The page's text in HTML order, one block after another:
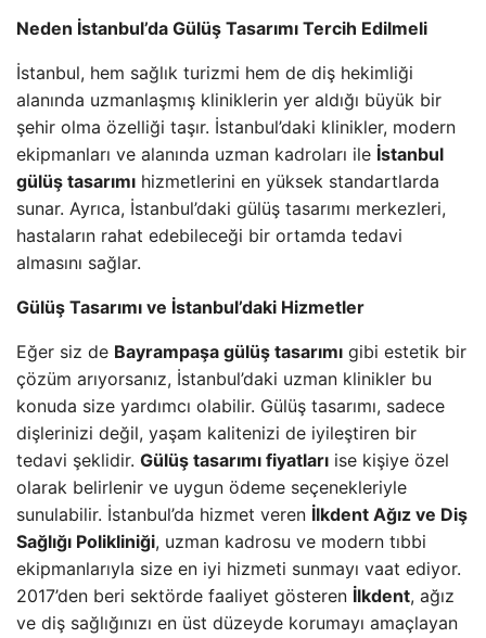
Neden İstanbul’da Gülüş Tasarımı Tercih Edilmeli
İstanbul, hem sağlık turizmi hem de diş hekimliği
alanında uzmanlaşmış kliniklerin yer aldığı büyük bir
şehir olma özelliği taşır. İstanbul’daki klinikler, modern
ekipmanları ve alanında uzman kadroları ile İstanbul
gülüş tasarımı hizmetlerini en yüksek standartlarda
sunar. Ayrıca, İstanbul’daki gülüş tasarımı merkezleri,
hastaların rahat edebileceği bir ortamda tedavi
almasını sağlar.
Gülüş Tasarımı ve İstanbul’daki Hizmetler
Eğer siz de Bayrampaşa gülüş tasarımı gibi estetik bir
çözüm arıyorsanız, İstanbul’daki uzman klinikler bu
konuda size yardımcı olabilir. Gülüş tasarımı, sadece
dişlerinizi değil, yaşam kalitenizi de iyileştiren bir
tedavi şeklidir. Gülüş tasarımı fiyatları ise kişiye özel
olarak belirlenir ve uygun ödeme seçenekleriyle
sunulabilir. İstanbul’da hizmet veren İlkdent Ağız ve Diş
Sağlığı Polikliniği, uzman kadrosu ve modern tıbbi
ekipmanlarıyla size en iyi hizmeti sunmayı vaat ediyor.
2017’den beri sektörde faaliyet gösteren İlkdent, ağız
ve diş sağlığınızı en üst düzeyde korumayı amaçlayan